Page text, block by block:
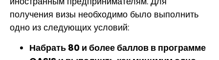
получения визы необходимо было выполнить
одно из следующих условий:
Набрать 80 и более баллов в программе